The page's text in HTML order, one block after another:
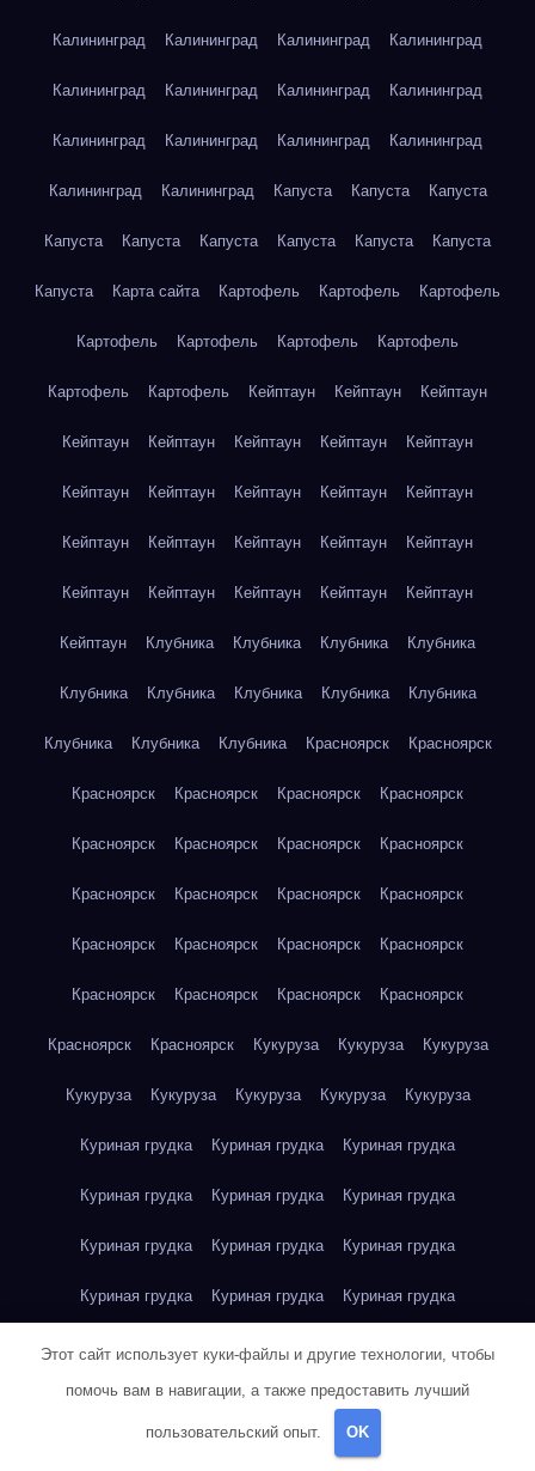
Калининград Калининград Калининград Калининград
Калининград Калининград Калининград Калининград
Калининград Калининград Калининград Калининград
Калининград Калининград Капуста Капуста Капуста
Капуста Капуста Капуста Капуста Капуста Капуста
Капуста Карта сайта Картофель Картофель Картофель
Картофель Картофель Картофель Картофель
Картофель Картофель Кейптаун Кейптаун Кейптаун
Кейптаун Кейптаун Кейптаун Кейптаун Кейптаун
Кейптаун Кейптаун Кейптаун Кейптаун Кейптаун
Кейптаун Кейптаун Кейптаун Кейптаун Кейптаун
Кейптаун Кейптаун Кейптаун Кейптаун Кейптаун
Кейптаун Клубника Клубника Клубника Клубника
Клубника Клубника Клубника Клубника Клубника
Клубника Клубника Клубника Красноярск Красноярск
Красноярск Красноярск Красноярск Красноярск
Красноярск Красноярск Красноярск Красноярск
Красноярск Красноярск Красноярск Красноярск
Красноярск Красноярск Красноярск Красноярск
Красноярск Красноярск Красноярск Красноярск
Красноярск Красноярск Кукуруза Кукуруза Кукуруза
Кукуруза Кукуруза Кукуруза Кукуруза Кукуруза
Куриная грудка Куриная грудка Куриная грудка
Куриная грудка Куриная грудка Куриная грудка
Куриная грудка Куриная грудка Куриная грудка
Куриная грудка Куриная грудка Куриная грудка
Куриная грудка Куриное яйцо Куриное яйцо
Куриное яйцо Куриное яйцо Куриное яйцо Куриное яйцо
Этот сайт использует куки-файлы и другие технологии, чтобы
помочь вам в навигации, а также предоставить лучший
пользовательский опыт. OK